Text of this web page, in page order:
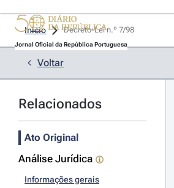
Jornal Oficial da República Portuguesa
Início
Voltar
Relacionados
Ato Original
Análise Jurídica
Informações gerais